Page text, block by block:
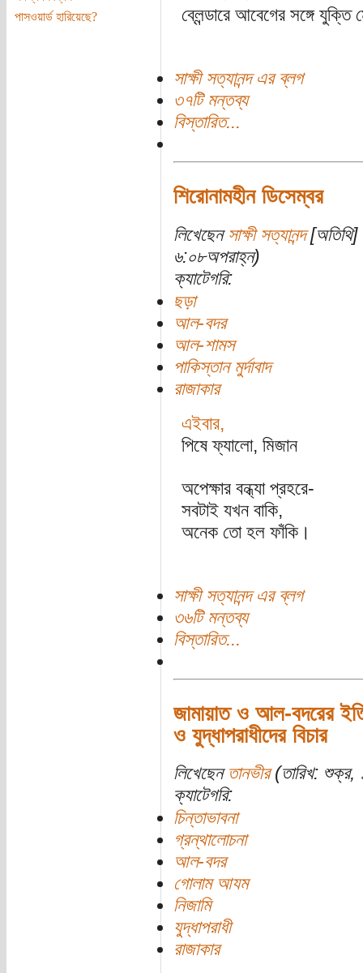
পাসওয়ার্ড হারিয়েছে?
ব্লেন্ডারে আবেগের সঙ্গে যুক্তি
সাক্ষী সত্যানন্দ এর ব্লগ
৩৭টি মন্তব্য
বিস্তারিত...
শিরোনামহীন ডিসেম্বর
লিখেছেন সাক্ষী সত্যানন্দ[অতিথি]
৬:০৮অপরাহ্ন)
ক্যাটেগরি:
ছড়া
আল-বদর
আল-শামস
পাকিস্তান মুর্দাবাদ
রাজাকার
এইবার,
পিষে ফ্যালো, মিজান
অপেক্ষার বন্ধ্যা প্রহরে-
সবটাই যখন বাকি,
অনেক তো হল ফাঁকি।
সাক্ষী সত্যানন্দ এর ব্লগ
৩৬টি মন্তব্য
বিস্তারিত...
জামায়াত ও আল-বদরের
ও যুদ্ধাপরাধীদের বিচার
লিখেছেন তানভীর(তারিখ: শুক্র,
ক্যাটেগরি:
চিন্তাভাবনা
গ্রন্থালোচনা
আল-বদর
গোলাম আযম
নিজামি
যুদ্ধাপরাধী
রাজাকার